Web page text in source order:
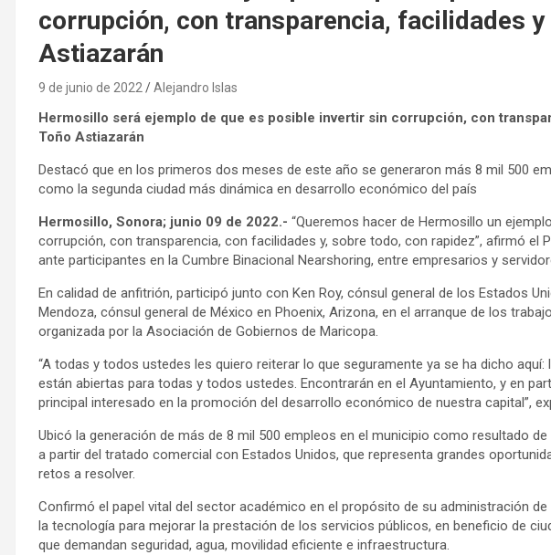
corrupción, con transparencia, facilidades y
Astiazarán
9 de junio de 2022 Alejandro Islas
Hermosillo será ejemplo de que es posible invertir sin corrupción, con
Toño Astiazarán
Destacó que en los primeros dos meses de este año se generaron más 8 mil 500
como la segunda ciudad más dinámica en desarrollo económico del país
Hermosillo, Sonora; junio 09 de 2022.- “Queremos hacer de Hermosillo un
corrupción, con transparencia, con facilidades y, sobre todo, con rapidez”, afirmó el
ante participantes en la Cumbre Binacional Nearshoring, entre empresarios y
En calidad de anfitrión, participó junto con Ken Roy, cónsul general de los Estados
Mendoza, cónsul general de México en Phoenix, Arizona, en el arranque de los
organizada por la Asociación de Gobiernos de Maricopa.
“A todas y todos ustedes les quiero reiterar lo que seguramente ya se ha dicho aquí:
están abiertas para todas y todos ustedes. Encontrarán en el Ayuntamiento, y en
principal interesado en la promoción del desarrollo económico de nuestra capital”,
Ubicó la generación de más de 8 mil 500 empleos en el municipio como resultado
a partir del tratado comercial con Estados Unidos, que representa grandes
retos a resolver.
Confirmó el papel vital del sector académico en el propósito de su administración
la tecnología para mejorar la prestación de los servicios públicos, en beneficio de
que demandan seguridad, agua, movilidad eficiente e infraestructura.